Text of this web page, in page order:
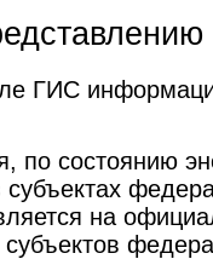
ГИС
по состоянию
субъектах
на